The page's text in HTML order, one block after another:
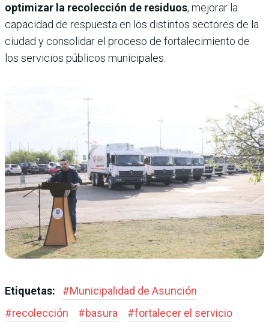
optimizar la recolección de residuos, mejorar la
capacidad de respuesta en los distintos sectores de la
ciudad y consolidar el proceso de fortalecimiento de
los servicios públicos municipales.
Etiquetas: #Municipalidad de Asunción
#recolección #basura #fortalecer el servicio